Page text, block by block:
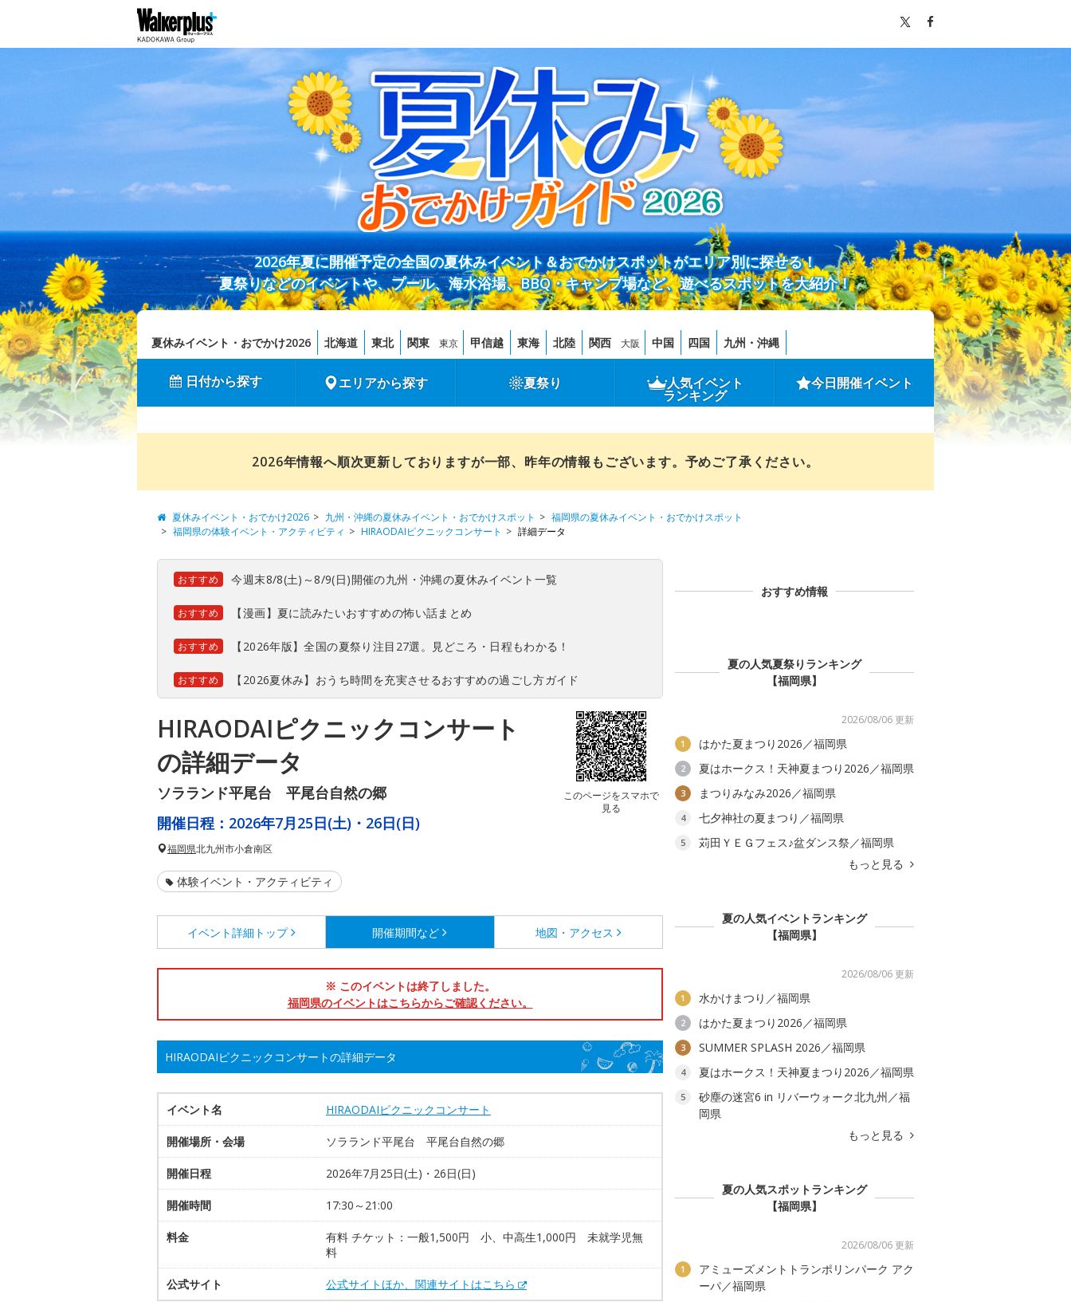
2026年夏に開催予定の全国の夏休みイベント＆おでかけスポットがエリア別に探せる！
夏祭りなどのイベントや、プール、海水浴場、BBQ・キャンプ場など、遊べるスポットを大紹介！
夏休みイベント・おでかけ2026 北海道 東北 関東 東京 甲信越 東海 北陸 関西 大阪 中国 四国 九州・沖縄
日付から探す エリアから探す 夏祭り 人気イベント
ランキング
今日開催イベント
2026年情報へ順次更新しておりますが一部、昨年の情報もございます。予めご了承ください。
夏休みイベント・おでかけ2026 九州・沖縄の夏休みイベント・おでかけスポット
福岡県の夏休みイベント・おでかけスポット
福岡県の体験イベント・アクティビティ
HIRAODAIピクニックコンサート 詳細データ
おすすめ 今週末8/8(土)～8/9(日)開催の九州・沖縄の夏休みイベント一覧
おすすめ 【漫画】夏に読みたいおすすめの怖い話まとめ
おすすめ 【2026年版】全国の夏祭り注目27選。見どころ・日程もわかる！
おすすめ 【2026夏休み】おうち時間を充実させるおすすめの過ごし方ガイド
HIRAODAIピクニックコンサート
の詳細データ
ソラランド平尾台 平尾台自然の郷
このページをスマホで
見る
開催日程： 2026年7月25日(土)・26日(日)
福岡県北九州市小倉南区
体験イベント・アクティビティ
イベント詳細 トップ 開催期間など 地図・アクセス
※ このイベントは終了しました。
福岡県のイベントはこちらからご確認ください。
HIRAODAIピクニックコンサートの詳細データ
イベント名 HIRAODAIピクニックコンサート
開催場所・会場 ソラランド平尾台 平尾台自然の郷
開催日程 2026年7月25日(土)・26日(日)
開催時間 17:30～21:00
料金
有料 チケット：一般1,500円 小、中高生1,000円 未就学児無
料
公式サイト 公式サイトほか、関連サイトはこちら
おすすめ情報
夏の人気夏祭りランキング
【福岡県】
2026/08/06 更新
1 はかた夏まつり2026／福岡県
2 夏はホークス！天神夏まつり2026／福岡県
3 まつりみなみ2026／福岡県
4 七夕神社の夏まつり／福岡県
5
苅田ＹＥＧフェス♪盆ダンス祭／福岡県
もっと見る
夏の人気イベントランキング
【福岡県】
2026/08/06 更新
1 水かけまつり／福岡県
2 はかた夏まつり2026／福岡県
3 SUMMER SPLASH 2026／福岡県
4 夏はホークス！天神夏まつり2026／福岡県
5
砂塵の迷宮6 in リバーウォーク北九州／福
岡県
もっと見る
夏の人気スポットランキング
【福岡県】
2026/08/06 更新
1
アミューズメントトランポリンパーク アク
ーパ／福岡県